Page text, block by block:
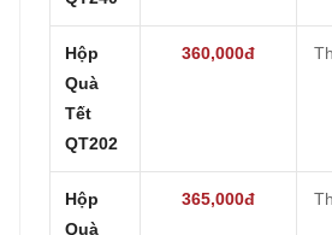
Hộp
Quà
Tết
QT202
360,000đ
Hộp
Quà
365,000đ